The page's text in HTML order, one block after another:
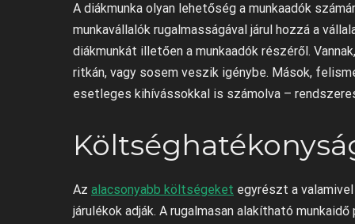
A diákmunka olyan lehetőség a munkaadók
munkavállalók rugalmasságával járul hozzá a
diákmunkát illetően a munkaadók részéről.
ritkán, vagy sosem veszik igénybe. Mások,
esetleges kihívássokkal is számolva –
Az alacsonyabb költségeket egyrészt a
járulékok adják. A rugalmasan alakítható